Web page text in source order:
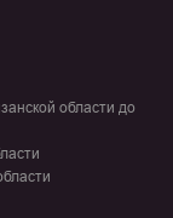
области до